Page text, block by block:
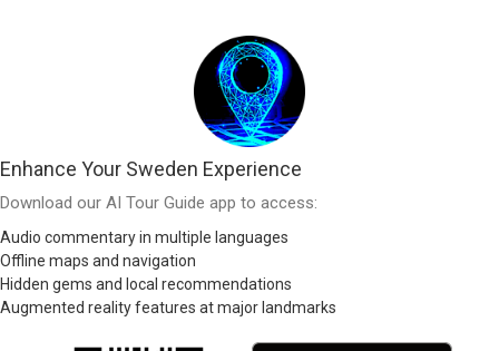
Enhance Your Sweden Experience
Download our AI Tour Guide app to access:
Audio commentary in multiple languages
Offline maps and navigation
Hidden gems and local recommendations
Augmented reality features at major landmarks